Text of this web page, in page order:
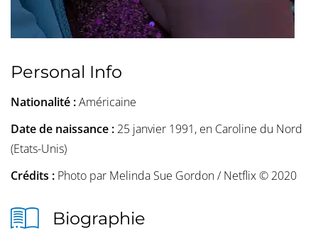
Personal Info
Nationalité :Américaine
Date de naissance : 25 janvier 1991, en Caroline du Nord
(Etats-Unis)
Crédits : Photo par Melinda Sue Gordon / Netflix © 2020
Biographie